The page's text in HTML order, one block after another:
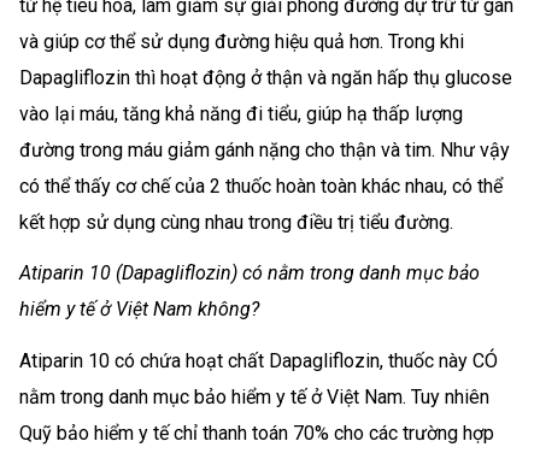
từ hệ tiêu hóa, làm giảm sự giải phóng đường dự trữ từ gan
và giúp cơ thể sử dụng đường hiệu quả hơn. Trong khi
Dapagliflozin thì hoạt động ở thận và ngăn hấp thụ glucose
vào lại máu, tăng khả năng đi tiểu, giúp hạ thấp lượng
đường trong máu giảm gánh nặng cho thận và tim. Như vậy
có thể thấy cơ chế của 2 thuốc hoàn toàn khác nhau, có thể
kết hợp sử dụng cùng nhau trong điều trị tiểu đường.
Atiparin 10 (Dapagliflozin) có nằm trong danh mục bảo
hiểm y tế ở Việt Nam không?
Atiparin 10 có chứa hoạt chất Dapagliflozin, thuốc này CÓ
nằm trong danh mục bảo hiểm y tế ở Việt Nam. Tuy nhiên
Quỹ bảo hiểm y tế chỉ thanh toán 70% cho các trường hợp